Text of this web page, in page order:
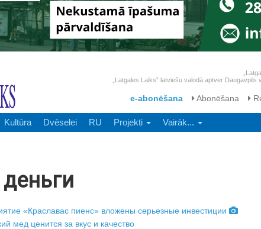
„Latgales Laiks” latviešu valodā aptver
e-abonēšana Abonēšana
Kultūra Dvēselei RU Projekti Vairāk...
«Краславас пиенс» вложены серьезные инвестиции
мед ценится за вкус и качество